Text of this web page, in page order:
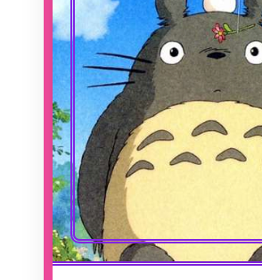
HAYAO MIYAZAKI
MON VOISIN TOTORO
(FILM D'ANIMATION)
1988/04/16
ESPRIT DE LA FORÊT,
MASCOTTE DU STUDIO
GHIBLI
2,00 M
Esprit de la forêt
pelucheux, qui veille sur
apporte un peu de magie
deux
EN